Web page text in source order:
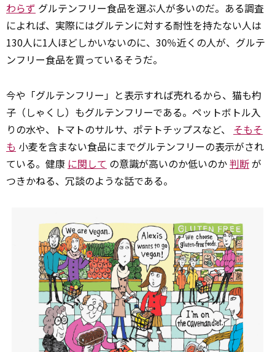
わらず グルテンフリー食品を選ぶ人が多いのだ。ある調査
によれば、実際にはグルテンに対する耐性を持たない人は
130人に1人ほどしかいないのに、30％近くの人が、グルテ
ンフリー食品を買っているそうだ。
今や「グルテンフリー」と表示すれば売れるから、猫も杓
子（しゃくし）もグルテンフリーである。ペットボトル入
りの水や、トマトのサルサ、ポテトチップスなど、 そもそ
も 小麦を含まない食品にまでグルテンフリーの表示がされ
ている。健康 に関して の意識が高いのか低いのか判断が
つきかねる、冗談のような話である。